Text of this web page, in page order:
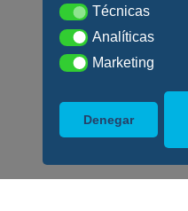
TécnicasTécnicas
AnalíticasAnalíticas
MarketingMarketing
Denegar